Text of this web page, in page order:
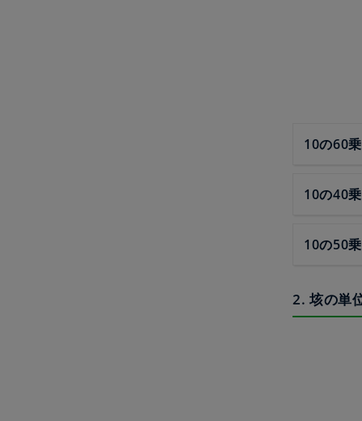
10の60乗
10の40乗
10の50乗
2. 垓の単